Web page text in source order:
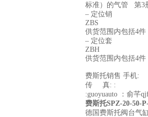
标准）的气管 第3
– 定位销
ZBS
供货范围内包括4
– 定位套
ZBH
供货范围内包括4件
费斯托销售
传 真: :
:guoyuauto ：俞芊
费斯托SPZ-20-50-
德国费斯托阀台气